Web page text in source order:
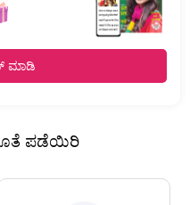
ಮಾಡಿ
ಪಡೆಯಿರಿ